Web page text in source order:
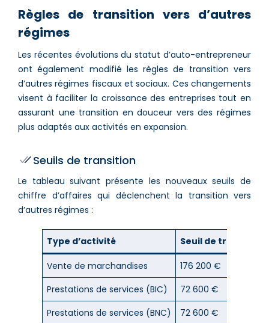
Règles de transition vers d’autres
régimes
Les récentes évolutions du statut d’auto-entrepreneur
ont également modifié les règles de transition vers
d’autres régimes fiscaux et sociaux. Ces changements
visent à faciliter la croissance des entreprises tout en
assurant une transition en douceur vers des régimes
plus adaptés aux activités en expansion.
Seuils de transition
Le tableau suivant présente les nouveaux seuils de
chiffre d’affaires qui déclenchent la transition vers
d’autres régimes :
Type d’activité Seuil de transition
Vente de marchandises
176 200 €
Prestations de services (BIC)
72 600 €
Prestations de services (BNC)
72 600 €